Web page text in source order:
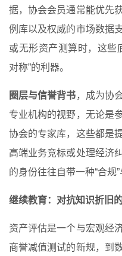
据，协会会员通常能优先
例库以及权威的市场数据
或无形资产测算时，这些
对称”的利器。
圈层与信誉背书，成为协
专业机构的视野，无论是
协会的专家库，这些都是
高端业务竞标或处理经济
的身份往往自带一种“合规”
继续教育：对抗知识折旧
资产评估是一个与宏观经
商誉减值测试的新规，到